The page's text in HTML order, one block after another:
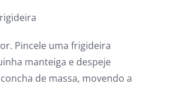
Pincele uma frigideira
manteiga e despeje
de massa, movendo a